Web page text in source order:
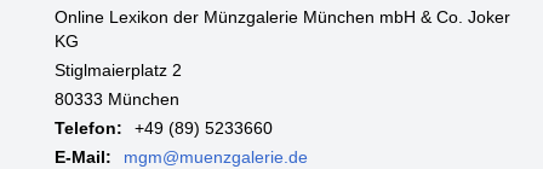
Online Lexikon der Münzgalerie München mbH & Co. Joker
KG
Stiglmaierplatz 2
80333 München
Telefon:
+49 (89) 5233660
E-Mail:
mgm@muenzgalerie.de